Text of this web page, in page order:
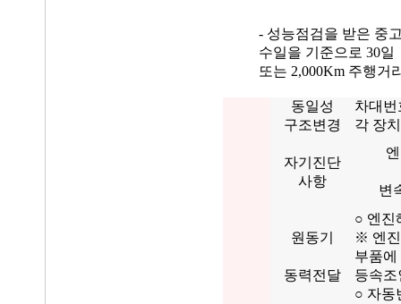
- 성능점검을 받은 중
수일을 기준으로 30일
또는 2,000Km 주행거
동일성
차대
구조변경
각 장
자기진단
사항
변
원동기
○ 엔진
※ 엔진
부품에
동력전달
등속조
○ 자동